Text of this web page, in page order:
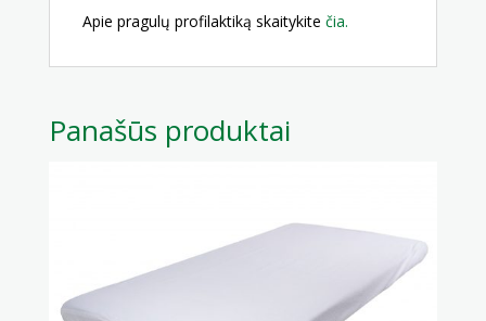
Apie pragulų profilaktiką skaitykite čia.
Panašūs produktai